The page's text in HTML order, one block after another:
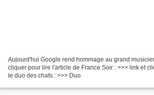
Aujourd'hui Google rend hommage au grand
cliquer pour lire l'article de France Soir : >>> link et
le duo des chats : >>> Duo